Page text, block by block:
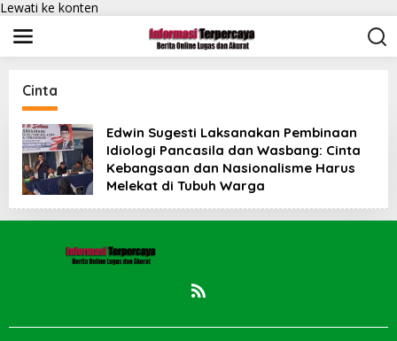
Lewati ke konten
Cinta
Edwin Sugesti Laksanakan Pembinaan
Idiologi Pancasila dan Wasbang: Cinta
Kebangsaan dan Nasionalisme Harus
Melekat di Tubuh Warga